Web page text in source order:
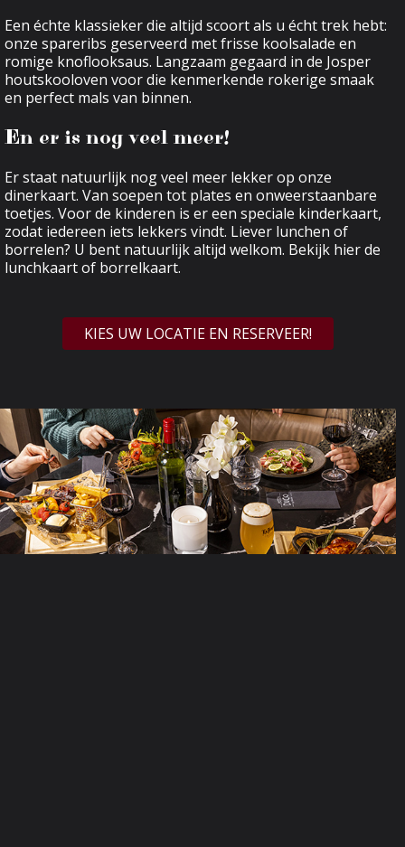
Een échte klassieker die altijd scoort als u écht trek hebt:
onze spareribs geserveerd met frisse koolsalade en
romige knoflooksaus. Langzaam gegaard in de Josper
houtskooloven voor die kenmerkende rokerige smaak
en perfect mals van binnen.
En er is nog veel meer!
Er staat natuurlijk nog veel meer lekker op onze
dinerkaart. Van soepen tot plates en onweerstaanbare
toetjes. Voor de kinderen is er een speciale kinderkaart,
zodat iedereen iets lekkers vindt. Liever lunchen of
borrelen? U bent natuurlijk altijd welkom. Bekijk hier de
lunchkaartof borrelkaart.
KIES UW LOCATIE EN RESERVEER!